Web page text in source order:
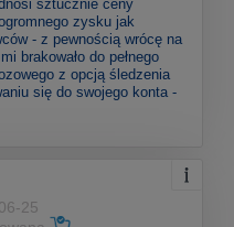
sztucznie ceny
zysku jak
- z pewnością wrócę na
brakowało do pełnego
z opcją śledzenia
się do swojego konta -
25